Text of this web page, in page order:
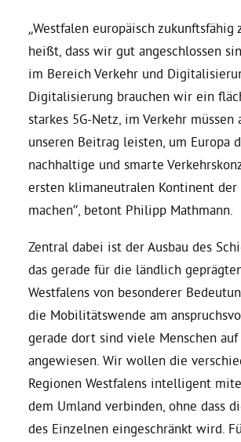
Kommunalpolitik
Engagement-Sprechstunde
CampusGrün
Aktuelles
Termine
Kontakt
„Westfalen europäisch zukunftsfähig
heißt, dass wir gut angeschlossen
im Bereich Verkehr und
Digitalisierung brauchen wir ein
starkes 5G-Netz, im Verkehr müssen
unseren Beitrag leisten, um Europa
nachhaltige und smarte
ersten klimaneutralen Kontinent der
machen”, betont Philipp Mathmann.
Zentral dabei ist der Ausbau des
das gerade für die ländlich
Westfalens von besonderer
die Mobilitätswende am
gerade dort sind viele Menschen auf
angewiesen. Wir wollen die
Regionen Westfalens intelligent
dem Umland verbinden, ohne dass
des Einzelnen eingeschränkt wird.